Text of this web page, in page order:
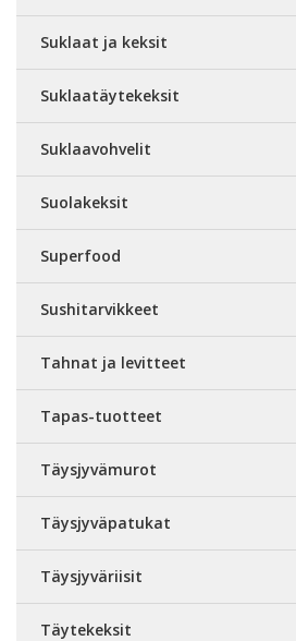
Suklaat ja keksit
Suklaatäytekeksit
Suklaavohvelit
Suolakeksit
Superfood
Sushitarvikkeet
Tahnat ja levitteet
Tapas-tuotteet
Täysjyvämurot
Täysjyväpatukat
Täysjyväriisit
Täytekeksit